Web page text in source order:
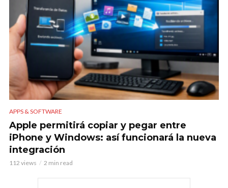
APPS & SOFTWARE
Apple permitirá copiar y pegar entre
iPhone y Windows: así funcionará la nueva
integración
112 views 2 min read